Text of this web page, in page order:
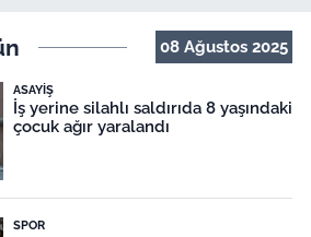
08 Ağustos 2025
ASAYIŞ
İş yerine silahlı saldırıda 8 yaşındaki
çocuk ağır yaralandı
SPOR